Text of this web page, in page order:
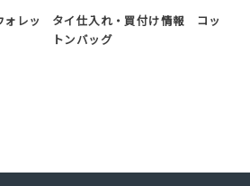
ォレッ
タイ仕入れ・買付け情報 コッ
トンバッグ